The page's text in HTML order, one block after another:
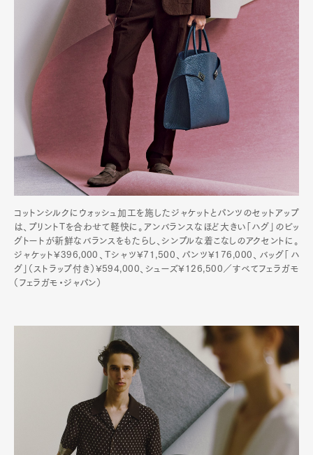
コットンシルクにウォッシュ加工を施したジャケットとパンツのセットアップ
は、プリントTを合わせて軽快に。アンバランスなほど大きい「ハグ」のビッ
グトートが新鮮なバランスをもたらし、シンプルな着こなしのアクセントに。
ジャケット¥396,000、Tシャツ¥71,500、パンツ¥176,000、バッグ「ハ
グ」（ストラップ付き）¥594,000、シューズ¥126,500／すべてフェラガモ
（フェラガモ・ジャパン）